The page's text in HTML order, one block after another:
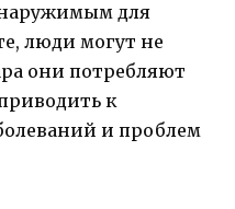
для
люди могут не
они потребляют
к
и проблем